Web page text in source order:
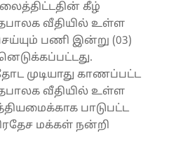
கீழ்
வீதியில் உள்ள
பணி இன்று (03)
முடியாது காணப்பட்ட
வீதியில் உள்ள
பாடுபட்ட
மக்கள் நன்றி